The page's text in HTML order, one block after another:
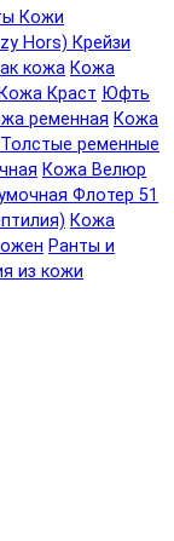
Кожи
Hors) Крейзи
кожа Кожа
Кожа Краст Юфть
ременная Кожа
Толстые ременные
Кожа Велюр
Флотер 51
Кожа
Ранты и
из кожи